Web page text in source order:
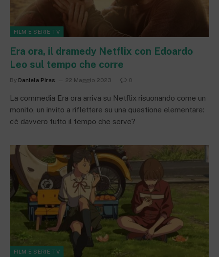
FILM E SERIE TV
Era ora, il dramedy Netflix con Edoardo
Leo sul tempo che corre
By Daniela Piras 22 Maggio 2023 0
La commedia Era ora arriva su Netflix risuonando come un
monito, un invito a riflettere su una questione elementare:
c’è davvero tutto il tempo che serve?
FILM E SERIE TV